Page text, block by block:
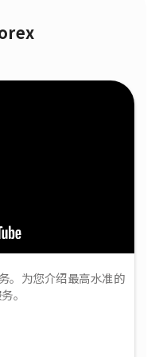
。为您介绍最高水准的
。